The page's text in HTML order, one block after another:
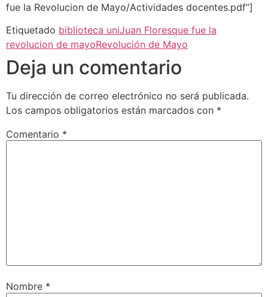
fue la Revolucion de Mayo/Actividades docentes.pdf”]
Etiquetado biblioteca uniJuan Floresque fue la
revolucion de mayoRevolución de Mayo
Deja un comentario
Tu dirección de correo electrónico no será publicada.
Los campos obligatorios están marcados con *
Comentario *
Nombre *